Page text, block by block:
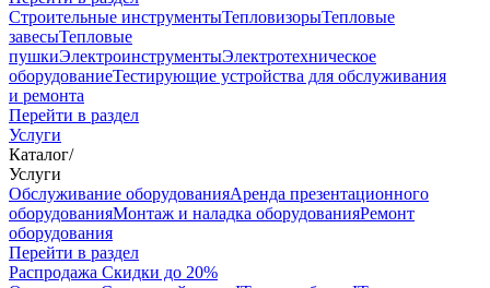
Строительные инструментыТепловизорыТепловые
завесыТепловые
пушкиЭлектроинструментыЭлектротехническое
оборудованиеТестирующие устройства для обслуживания
и ремонта
Перейти в раздел
Услуги
Каталог/
Услуги
Oбслуживание оборудованияАренда презентационного
оборудованияМонтаж и наладка оборудованияРемонт
оборудования
Перейти в раздел
Распродажа Скидки до 20%